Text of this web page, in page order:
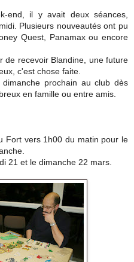
end, il y avait deux séances,
Plusieurs nouveautés ont pu
Quest, Panamax ou encore
de recevoir Blandine, une future
c'est chose faite.
prochain au club dès
en famille ou entre amis.
Fort vers 1h00 du matin pour le
21 et le dimanche 22 mars.